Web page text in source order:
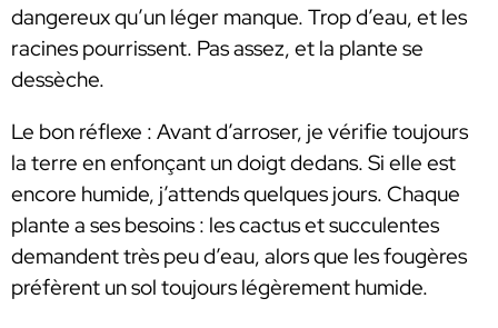
dangereux qu’un léger manque. Trop d’eau, et les
racines pourrissent. Pas assez, et la plante se
dessèche.
Le bon réflexe : Avant d’arroser, je vérifie toujours
la terre en enfonçant un doigt dedans. Si elle est
encore humide, j’attends quelques jours. Chaque
plante a ses besoins : les cactus et succulentes
demandent très peu d’eau, alors que les fougères
préfèrent un sol toujours légèrement humide.